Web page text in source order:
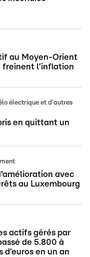
au Moyen-Orient
l’inflation
électrique et d'autres
en quittant un
avec
au Luxembourg
actifs gérés par
de 5.800 à
en un an